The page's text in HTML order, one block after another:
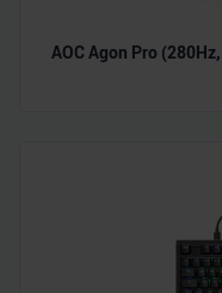
AOC Agon Pro